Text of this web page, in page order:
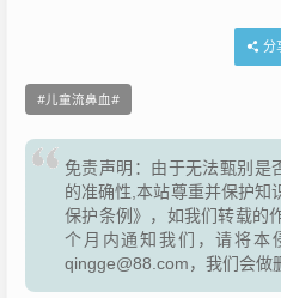
分
儿童流鼻血
免责声明：由于无法甄别是
的准确性,本站尊重并保护知
保护条例》，如我们转载的
个月内通知我们，请将本
qingge@88.com，我们会做